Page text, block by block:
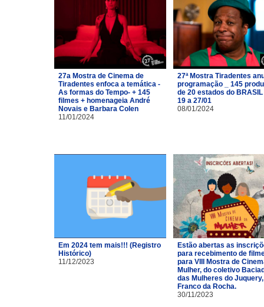
27a Mostra de Cinema de
Tiradentes enfoca a temática -
As formas do Tempo- + 145
filmes + homenageia André
Novais e Barbara Colen
11/01/2024
27ª Mostra Tiradentes
programação _ 145
de 20 estados do BRASIL
19 a 27/01
08/01/2024
Em 2024 tem mais!!! (Registro
Histórico)
11/12/2023
Estão abertas as
para recebimento de
para VIII Mostra de
Mulher, do coletivo
das Mulheres do
Franco da Rocha.
30/11/2023